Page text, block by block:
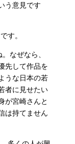
う意見です
す。
なぜなら、
先して作品を
うな日本の若
者に見せたい
が宮崎さんと
は持てません